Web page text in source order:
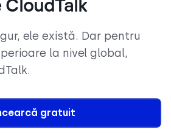
ele există. Dar pentru
la nivel global,
gratuit